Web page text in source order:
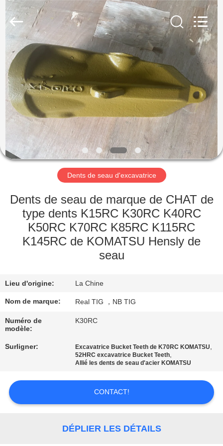
MAISON
DES
PRODUITS
AU
SUJET
DE
VISITE
D'USINE
QUALITÉ
CONTACTEZ-
NOUS
UNE
CITATION
Co.,Ltd.
Rights
Developed
Dents de seau d'excavatrice
Dents de seau de marque de CHAT de
type dents K15RC K30RC K40RC
K50RC K70RC K85RC K115RC
K145RC de KOMATSU Hensly de
seau
Lieu d'origine: La Chine
Nom de marque: Real TIG ，NB TIG
Numéro de
modèle:
K30RC
Surligner: Excavatrice Bucket Teeth de K70RC KOMATSU,
52HRC excavatrice Bucket Teeth,
Allié les dents de seau d'acier KOMATSU
CONTACT!
DÉPLIER LES DÉTAILS